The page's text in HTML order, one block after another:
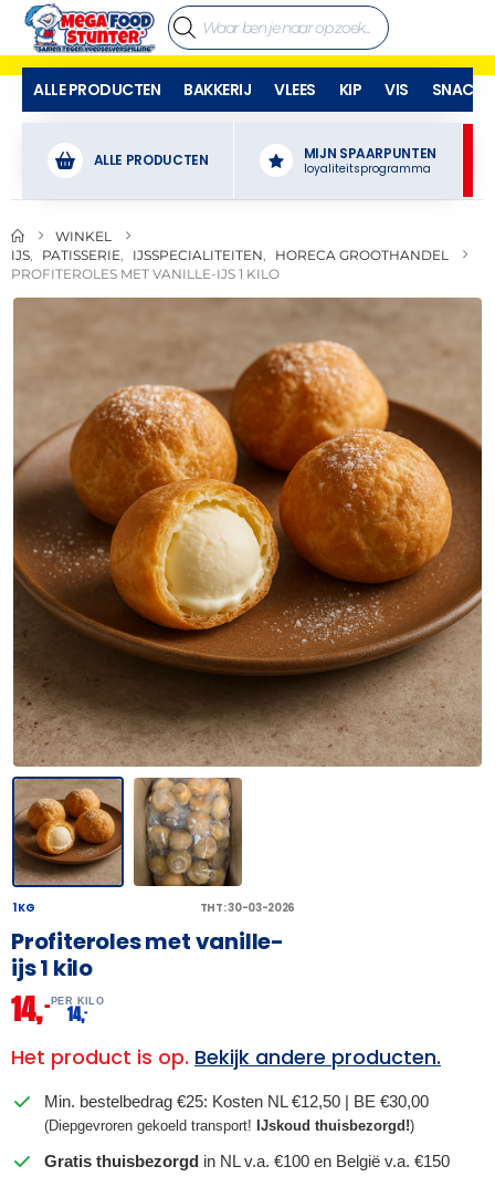
ALLE PRODUCTEN BAKKERIJ VLEES KIP VIS SNACKS
ALLE PRODUCTEN MIJN SPAARPUNTEN
loyaliteitsprogramma
WINKEL
IJS
PATISSERIE IJSSPECIALITEITEN
HORECA GROOTHANDEL
PROFITEROLES MET VANILLE-IJS 1 KILO
1 KG THT: 30-03-2026
Profiteroles met vanille-
ijs 1 kilo
14,– PER KILO
14,–
Het product is op. Bekijk andere producten.
Min. bestelbedrag €25: Kosten NL €12,50 | BE €30,00
(Diepgevroren gekoeld transport! IJskoud thuisbezorgd!)
Gratis thuisbezorgd in NL v.a. €100 en België v.a. €150